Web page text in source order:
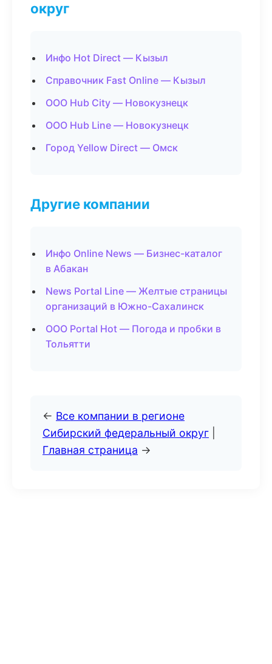
округ
Инфо Hot Direct — Кызыл
Справочник Fast Online — Кызыл
ООО Hub City — Новокузнецк
ООО Hub Line — Новокузнецк
Город Yellow Direct — Омск
Другие компании
Инфо Online News — Бизнес-каталог
в Абакан
News Portal Line — Желтые страницы
организаций в Южно-Сахалинск
ООО Portal Hot — Погода и пробки в
Тольятти
← Все компании в регионе
Сибирский федеральный округ
Главная страница →